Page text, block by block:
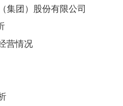
集团）股份有限公司
营情况